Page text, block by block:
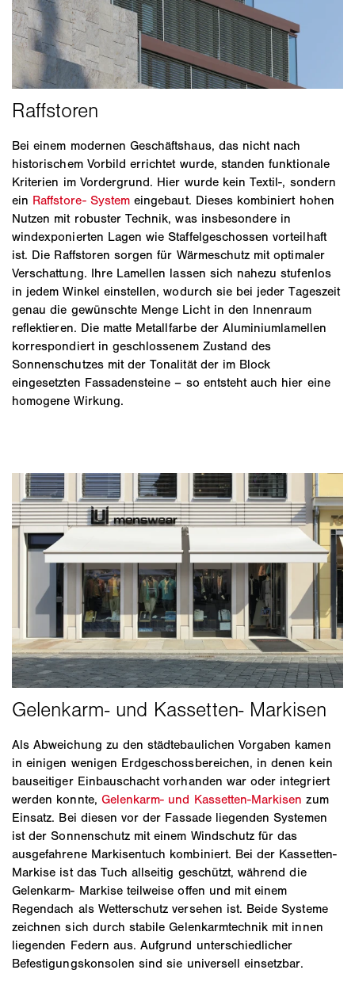
Bei einem modernen Geschäftshaus, das nicht nach
historischem Vorbild errichtet wurde, standen funktionale
Kriterien im Vordergrund. Hier wurde kein Textil-, sondern
ein Raffstore- System eingebaut. Dieses kombiniert hohen
Nutzen mit robuster Technik, was insbesondere in
windexponierten Lagen wie Staffelgeschossen vorteilhaft
ist. Die Raffstoren sorgen für Wärmeschutz mit optimaler
Verschattung. Ihre Lamellen lassen sich nahezu stufenlos
in jedem Winkel einstellen, wodurch sie bei jeder Tageszeit
genau die gewünschte Menge Licht in den Innenraum
reflektieren. Die matte Metallfarbe der Aluminiumlamellen
korrespondiert in geschlossenem Zustand des
Sonnenschutzes mit der Tonalität der im Block
eingesetzten Fassadensteine – so entsteht auch hier eine
homogene Wirkung.
Als Abweichung zu den städtebaulichen Vorgaben kamen
in einigen wenigen Erdgeschossbereichen, in denen kein
bauseitiger Einbauschacht vorhanden war oder integriert
werden konnte, Gelenkarm- und Kassetten-Markisen zum
Einsatz. Bei diesen vor der Fassade liegenden Systemen
ist der Sonnenschutz mit einem Windschutz für das
ausgefahrene Markisentuch kombiniert. Bei der Kassetten-
Markise ist das Tuch allseitig geschützt, während die
Gelenkarm- Markise teilweise offen und mit einem
Regendach als Wetterschutz versehen ist. Beide Systeme
zeichnen sich durch stabile Gelenkarmtechnik mit innen
liegenden Federn aus. Aufgrund unterschiedlicher
Befestigungskonsolen sind sie universell einsetzbar.